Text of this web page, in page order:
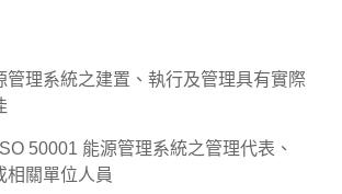
管理系統之建置、執行及管理具有實際
50001 能源管理系統之管理代表、
相關單位人員